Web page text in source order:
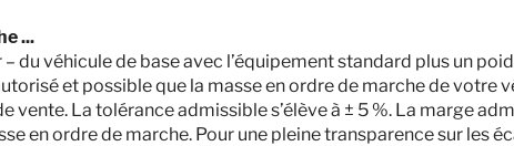
Sélectionner ce modèle
...
du véhicule de base avec l’équipement standard plus un
et possible que la masse en ordre de marche de votre
vente. La tolérance admissible s’élève à ± 5 %. La marge
en ordre de marche. Pour une pleine transparence sur les